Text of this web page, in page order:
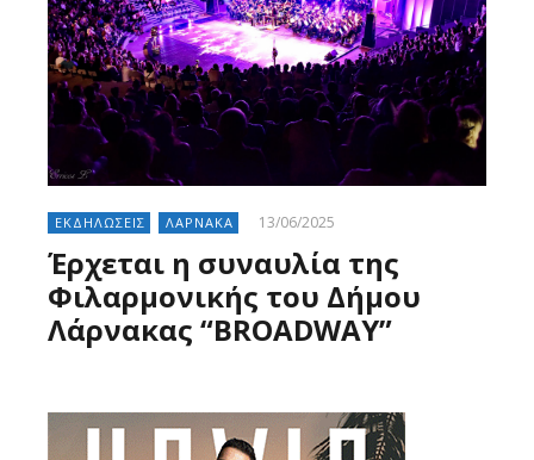
ΕΚΔΗΛΩΣΕΙΣ ΛΑΡΝΑΚΑ 13/06/2025
Έρχεται η συναυλία της
Φιλαρμονικής του Δήμου
Λάρνακας “ΒROADWAY”